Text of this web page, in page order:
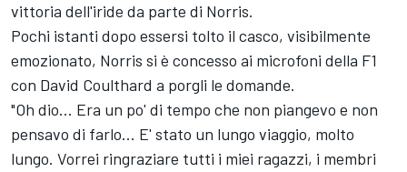
vittoria dell'iride da parte di Norris.
Pochi istanti dopo essersi tolto il casco, visibilmente
emozionato, Norris si è concesso ai microfoni della F1
con David Coulthard a porgli le domande.
"Oh dio... Era un po' di tempo che non piangevo e non
pensavo di farlo... E' stato un lungo viaggio, molto
lungo. Vorrei ringraziare tutti i miei ragazzi, i membri